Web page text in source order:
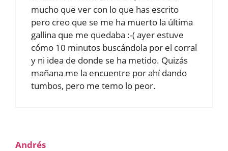
mucho que ver con lo que has escrito
pero creo que se me ha muerto la última
gallina que me quedaba :-( ayer estuve
cómo 10 minutos buscándola por el corral
y ni idea de donde se ha metido. Quizás
mañana me la encuentre por ahí dando
tumbos, pero me temo lo peor.
Andrés